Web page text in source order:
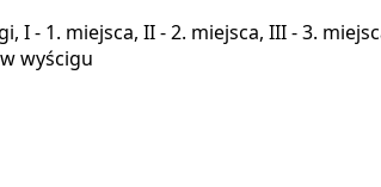
I - 1. miejsca, II - 2. miejsca, III - 3.
wyścigu